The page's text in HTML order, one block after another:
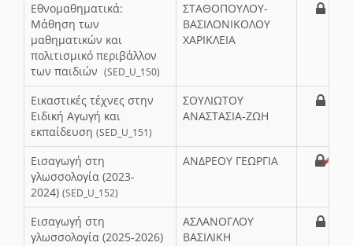
Εθνομαθηματικά:
Μάθηση των
μαθηματικών και
πολιτισμικό περιβάλλον
των παιδιών (SED_U_150)
ΣΤΑΘΟΠΟΥΛΟΥ-
ΒΑΣΙΛΟΝΙΚΟΛΟΥ
ΧΑΡΙΚΛΕΙΑ
Εικαστικές τέχνες στην
Ειδική Αγωγή και
εκπαίδευση (SED_U_151)
ΣΟΥΛΙΩΤΟΥ
ΑΝΑΣΤΑΣΙΑ-ΖΩΗ
Εισαγωγή στη
γλωσσολογία (2023-
2024) (SED_U_152)
ΑΝΔΡΕΟΥ ΓΕΩΡΓΙΑ
Εισαγωγή στη
γλωσσολογία (2025-2026)
ΑΣΛΑΝΟΓΛΟΥ
ΒΑΣΙΛΙΚΗ